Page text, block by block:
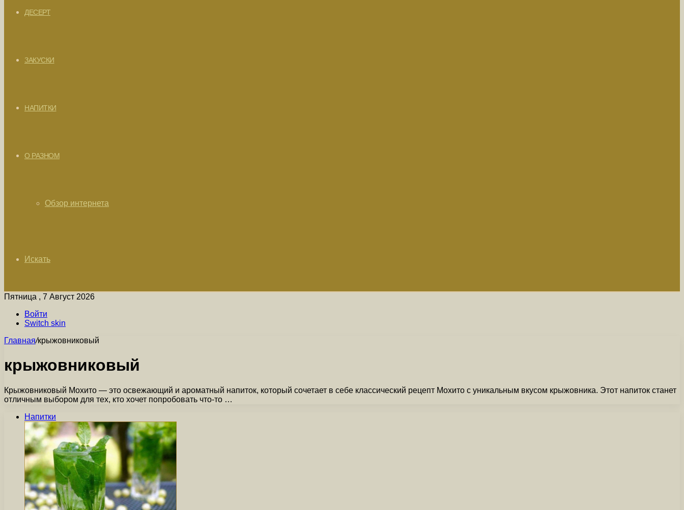
ДЕСЕРТ
ЗАКУСКИ
НАПИТКИ
О РАЗНОМ
Обзор интернета
Искать
Пятница , 7 Август 2026
Войти
Switch skin
Главная/крыжовниковый
крыжовниковый
Крыжовниковый Мохито — это освежающий и ароматный напиток, который сочетает в себе классический рецепт Мохито с уникальным вкусом крыжовника. Этот напиток станет
отличным выбором для тех, кто хочет попробовать что-то …
Напитки